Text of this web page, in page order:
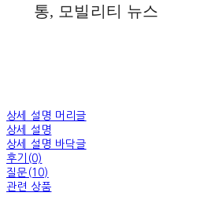
통, 모빌리티 뉴스
상세 설명 머리글
상세 설명
상세 설명 바닥글
후기(0)
질문(10)
관련 상품